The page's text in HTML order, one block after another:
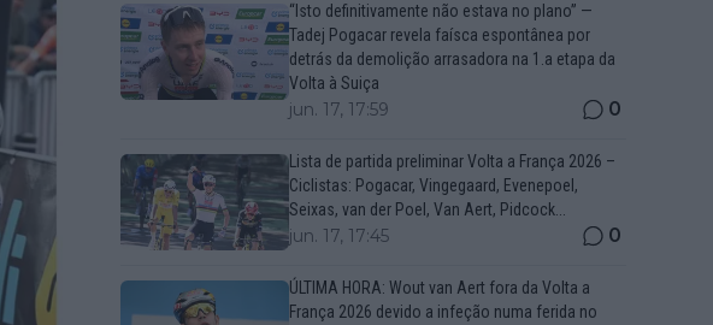
“Isto definitivamente não estava no plano” —
Tadej Pogacar revela faísca espontânea por
detrás da demolição arrasadora na 1.a etapa da
Volta à Suiça
jun. 17, 17:59 0
Lista de partida preliminar Volta a França 2026 –
Ciclistas: Pogacar, Vingegaard, Evenepoel,
Seixas, van der Poel, Van Aert, Pidcock...
jun. 17, 17:45 0
ÚLTIMA HORA: Wout van Aert fora da Volta a
França 2026 devido a infeção numa ferida no